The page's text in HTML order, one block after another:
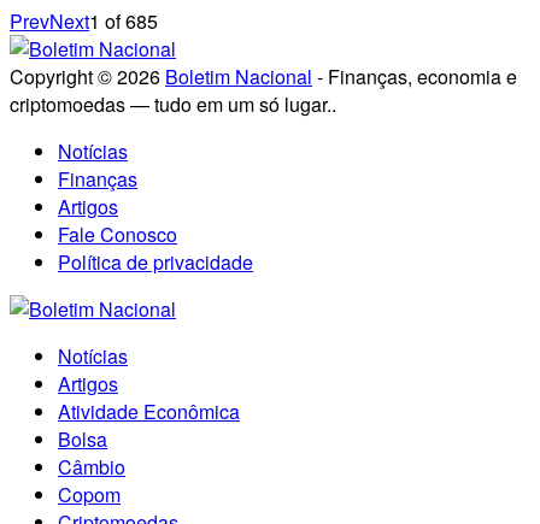
PrevNext1 of685
Copyright © 2026 Boletim Nacional - Finanças, economia e
criptomoedas — tudo em um só lugar..
Notícias
Finanças
Artigos
Fale Conosco
Política de privacidade
Notícias
Artigos
Atividade Econômica
Bolsa
Câmbio
Copom